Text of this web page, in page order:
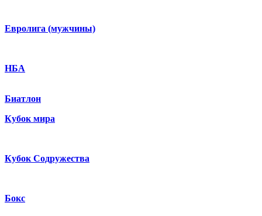
Евролига (мужчины)
НБА
Биатлон
Кубок мира
Кубок Содружества
Бокс